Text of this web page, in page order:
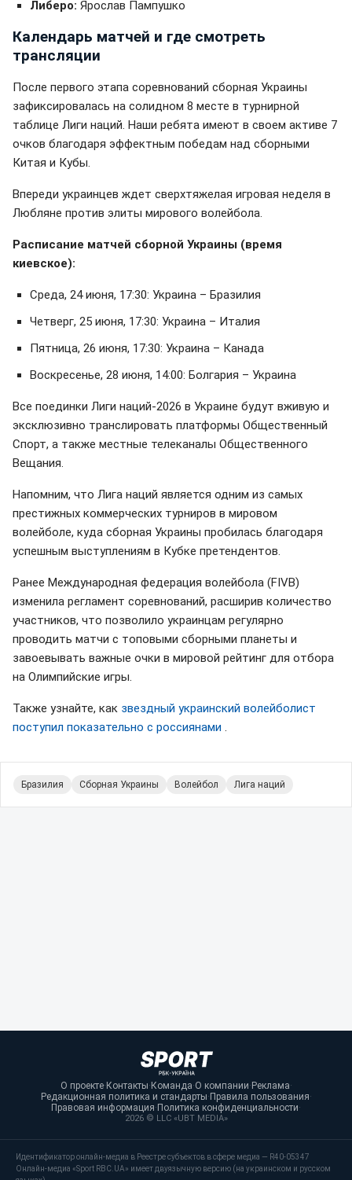
Либеро: Ярослав Пампушко
Календарь матчей и где смотреть
трансляции
После первого этапа соревнований сборная Украины
зафиксировалась на солидном 8 месте в турнирной
таблице Лиги наций. Наши ребята имеют в своем активе 7
очков благодаря эффектным победам над сборными
Китая и Кубы.
Впереди украинцев ждет сверхтяжелая игровая неделя в
Любляне против элиты мирового волейбола.
Расписание матчей сборной Украины (время
киевское):
Среда, 24 июня, 17:30: Украина – Бразилия
Четверг, 25 июня, 17:30: Украина – Италия
Пятница, 26 июня, 17:30: Украина – Канада
Воскресенье, 28 июня, 14:00: Болгария – Украина
Все поединки Лиги наций-2026 в Украине будут вживую и
эксклюзивно транслировать платформы Общественный
Спорт, а также местные телеканалы Общественного
Вещания.
Напомним, что Лига наций является одним из самых
престижных коммерческих турниров в мировом
волейболе, куда сборная Украины пробилась благодаря
успешным выступлениям в Кубке претендентов.
Ранее Международная федерация волейбола (FIVB)
изменила регламент соревнований, расширив количество
участников, что позволило украинцам регулярно
проводить матчи с топовыми сборными планеты и
завоевывать важные очки в мировой рейтинг для отбора
на Олимпийские игры.
Также узнайте, как звездный украинский волейболист
поступил показательно с россиянами
Бразилия Сборная Украины Волейбол Лига наций
О проекте·Контакты·Команда·О компании·Реклама·
Редакционная политика и стандарты·Правила пользования·
Правовая информация·Политика конфиденциальности·
2026 © LLC «UBT MEDIA»
Идентификатор онлайн-медиа в Реестре субъектов в сфере медиа — R40-05347
Онлайн-медиа «Sport RBC.UA» имеет двуязычную версию (на украинском и русском